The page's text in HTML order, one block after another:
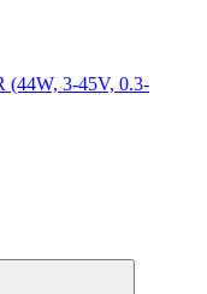
(44W, 3-45V, 0.3-